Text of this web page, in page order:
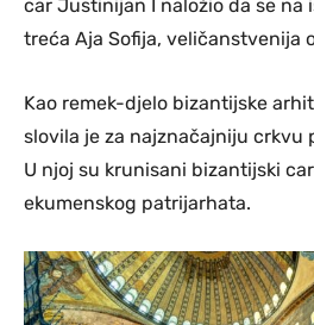
car Justinijan I naložio da se na
treća Aja Sofija, veličanstvenija
Kao remek-djelo bizantijske
slovila je za najznačajniju crkvu
U njoj su krunisani bizantijski
ekumenskog patrijarhata.